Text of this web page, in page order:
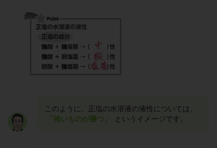
このように、正塩の水溶液の液性については、
「強いものが勝つ」
というイメージです。